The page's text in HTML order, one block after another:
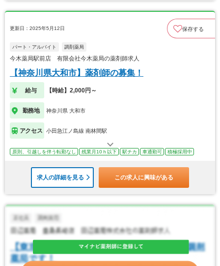
更新日：2025年5月12日 保存する
パート・アルバイト 調剤薬局
今木薬局駅前店 有限会社今木薬局の薬剤師求人
【神奈川県大和市】薬剤師の募集！
給与 【時給】2,000円～
勤務地 神奈川県 大和市
アクセス 小田急江ノ島線 南林間駅
原則、引越しを伴う転勤なし 残業月10ｈ以下 駅チカ 車通勤可 積極採用中
求人の詳細を見る この求人に興味がある